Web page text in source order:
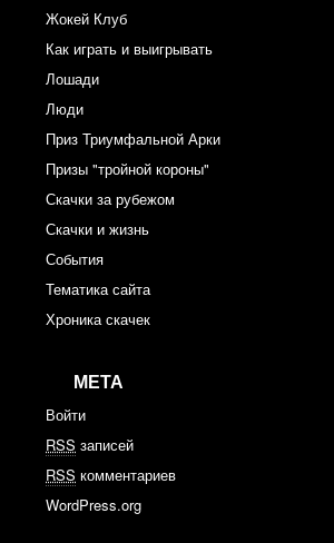
Жокей Клуб
Как играть и выигрывать
Лошади
Люди
Приз Триумфальной Арки
Призы "тройной короны"
Скачки за рубежом
Скачки и жизнь
События
Тематика сайта
Хроника скачек
МЕТА
Войти
RSS записей
RSS комментариев
WordPress.org